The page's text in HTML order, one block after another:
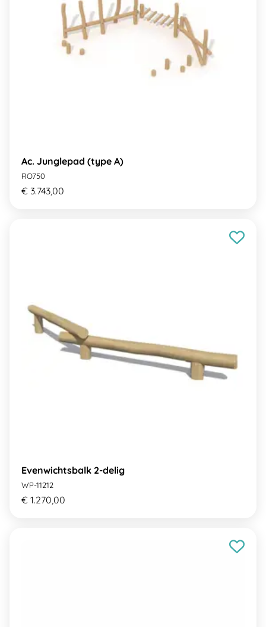
Ac. Junglepad (type A)
RO750
€ 3.743,00
Evenwichtsbalk 2-delig
WP-11212
€ 1.270,00